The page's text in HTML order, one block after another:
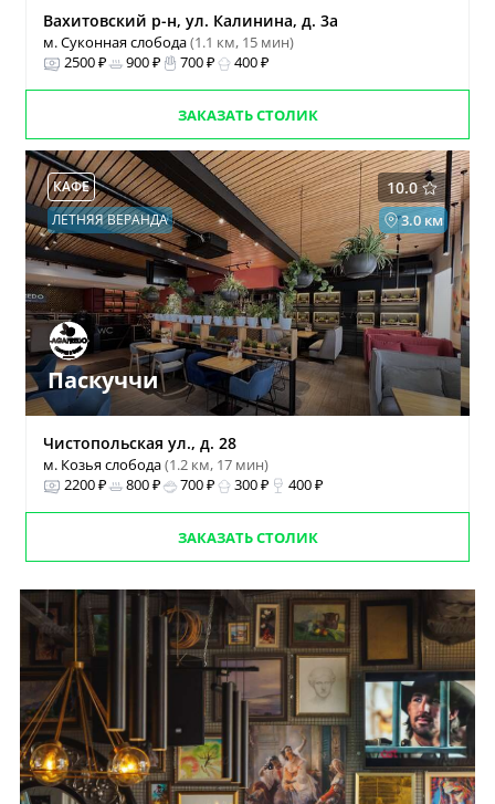
Вахитовский р-н, ул. Калинина, д. 3а
м. Суконная слобода(1.1 км, 15 мин)
2500 ₽
900 ₽ 700 ₽ 400 ₽
ЗАКАЗАТЬ СТОЛИК
10.0
КАФЕ
3.0 км
ЛЕТНЯЯ ВЕРАНДА
Паскуччи
Чистопольская ул., д. 28
м. Козья слобода(1.2 км, 17 мин)
2200 ₽
800 ₽ 700 ₽ 300 ₽ 400 ₽
ЗАКАЗАТЬ СТОЛИК